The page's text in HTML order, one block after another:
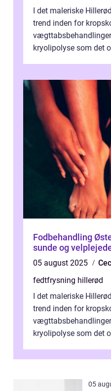
I det maleriske
trend inden for
kryolipolyse som det
Fodbehandling
sunde og
05 august 2025
fedtfrysning hillerød
I det maleriske
trend inden for
kryolipolyse som det
05